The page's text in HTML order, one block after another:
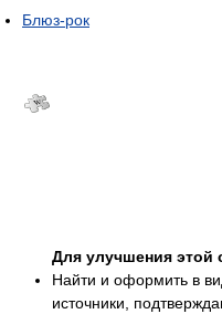
Блюз-рок
Для улучшения этой
Найти и оформить в
источники,